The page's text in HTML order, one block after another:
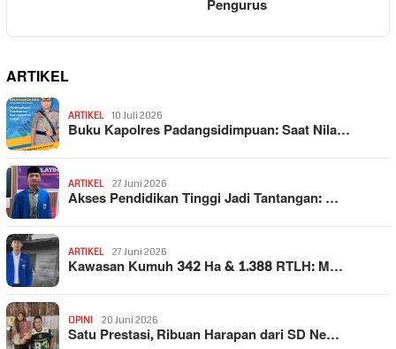
Pengurus
ARTIKEL
ARTIKEL 10 Juli 2026
Buku Kapolres Padangsidimpuan: Saat Nila…
ARTIKEL 27 Juni 2026
Akses Pendidikan Tinggi Jadi Tantangan: …
ARTIKEL 27 Juni 2026
Kawasan Kumuh 342 Ha & 1.388 RTLH: M…
OPINI 20 Juni 2026
Satu Prestasi, Ribuan Harapan dari SD Ne…